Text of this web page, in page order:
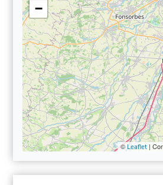
−
©Leaflet|